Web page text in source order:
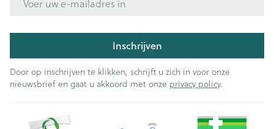
Inschrijven
Door op inschrijven te klikken, schrijft u zich in voor onze
nieuwsbrief en gaat u akkoord met onze privacy policy.